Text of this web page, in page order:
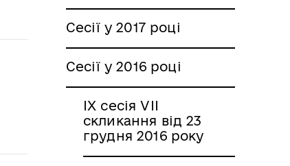
Сесії у 2017 році
Сесії у 2016 році
IX сесія VII
скликання від 23
грудня 2016 року